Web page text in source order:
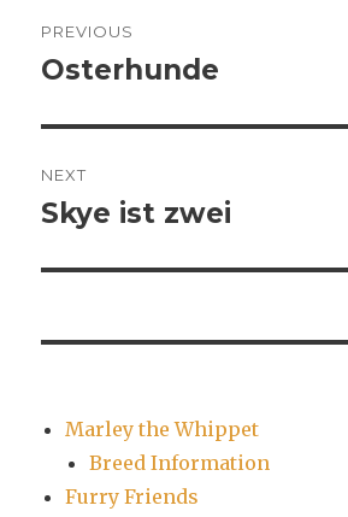
navigation
PREVIOUS
Previous
Osterhunde
NEXT
Next
Skye ist zwei
Marley the Whippet
Breed Information
Furry Friends